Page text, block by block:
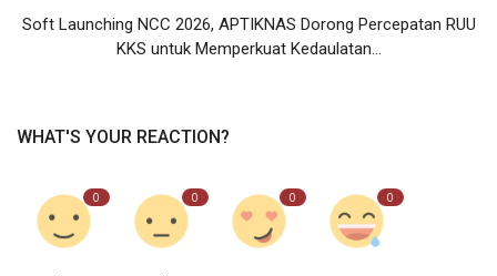
Soft Launching NCC 2026, APTIKNAS Dorong Percepatan RUU
KKS untuk Memperkuat Kedaulatan...
WHAT'S YOUR REACTION?
0 0 0 0